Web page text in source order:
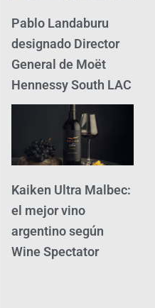
Pablo Landaburu
designado Director
General de Moët
Hennessy South LAC
Kaiken Ultra Malbec:
el mejor vino
argentino según
Wine Spectator